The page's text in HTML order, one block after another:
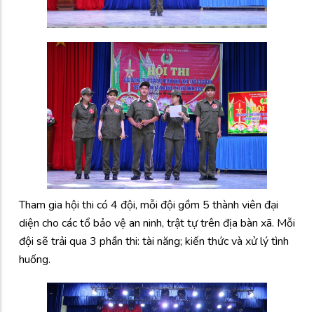
Tham gia hội thi có 4 đội, mỗi đội gồm 5 thành viên đại
diện cho các tổ bảo vệ an ninh, trật tự trên địa bàn xã. Mỗi
đội sẽ trải qua 3 phần thi: tài năng; kiến thức và xử lý tình
huống.